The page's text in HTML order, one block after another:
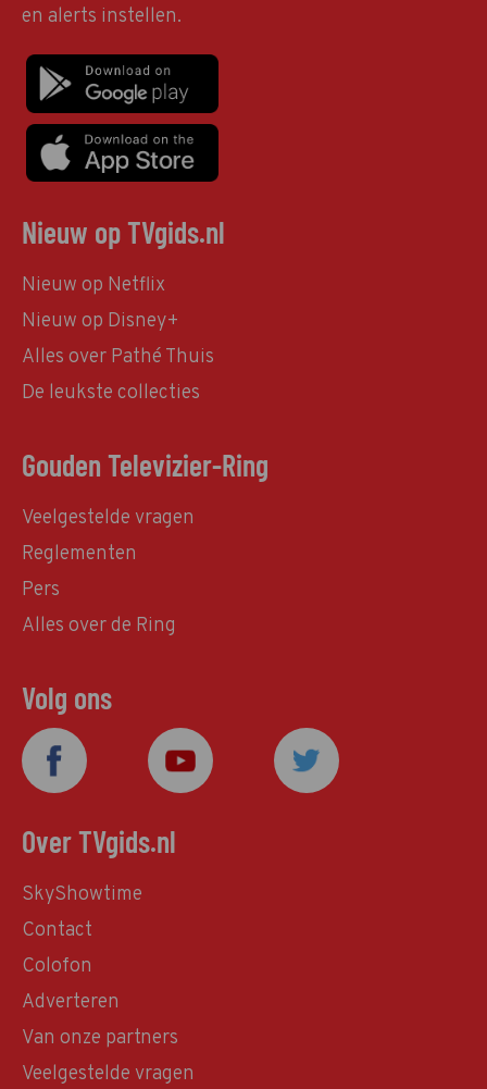
en alerts instellen.
Nieuw op TVgids.nl
Nieuw op Netflix
Nieuw op Disney+
Alles over Pathé Thuis
De leukste collecties
Gouden Televizier-Ring
Veelgestelde vragen
Reglementen
Pers
Alles over de Ring
Volg ons
Over TVgids.nl
SkyShowtime
Contact
Colofon
Adverteren
Van onze partners
Veelgestelde vragen